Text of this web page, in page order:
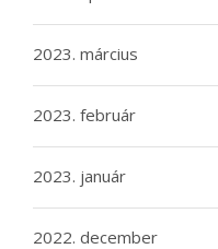
2023. március
2023. február
2023. január
2022. december